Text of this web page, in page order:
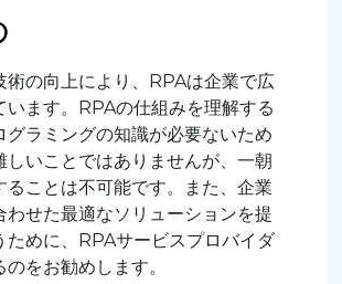
術の向上により、RPAは企業で広
います。RPAの仕組みを理解する
グラミングの知識が必要ないため
しいことではありませんが、一朝
ることは不可能です。また、企業
わせた最適なソリューションを提
ために、RPAサービスプロバイダ
をお勧めします。